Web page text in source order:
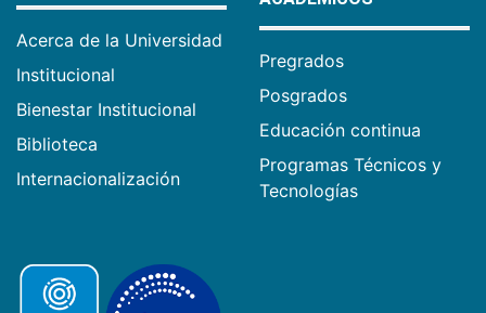
Acerca de la Universidad
Institucional
Bienestar Institucional
Biblioteca
Internacionalización
Pregrados
Posgrados
Educación continua
Programas Técnicos y
Tecnologías